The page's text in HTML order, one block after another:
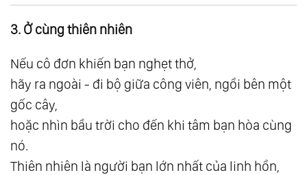
Của Sự Thật
103. Suy Ngẫm 05: Nghịch Cảnh Và Giải
Thoát
104.Suy Ngẫm 06: Khi Mất Rồi Mới Thấy Biết
Ơn Những Gì Mình Đang Có
Khỏe Toàn Diện
3. Ở cùng thiên nhiên
Nếu cô đơn khiến bạn nghẹt thở,
hãy ra ngoài - đi bộ giữa công viên, ngồi bên một
gốc cây,
hoặc nhìn bầu trời cho đến khi tâm bạn hòa cùng
nó.
Thiên nhiên là người bạn lớn nhất của linh hồn,